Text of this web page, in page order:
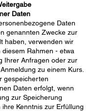
Daten
Daten
genannten Zwecke zur
haben, verwenden wir
Rahmen - etwa
Ihrer Anfragen oder zur
zu einem Kurs.
gespeicherten
Daten erfolgt, wenn
zur Speicherung
Kenntnis zur Erfüllung